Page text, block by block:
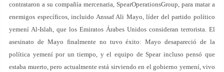
contrataron a su compañía mercenaria, SpearOperationsGroup, para matar a
enemigos específicos, incluido Anssaf Ali Mayo, líder del partido político
yemení Al-Islah, que los Emiratos Árabes Unidos consideran terrorista. El
asesinato de Mayo finalmente no tuvo éxito: Mayo desapareció de la
política yemení por un tiempo, y el equipo de Spear incluso pensó que
estaba muerto, pero actualmente está sirviendo en el gobierno yemení, vivo